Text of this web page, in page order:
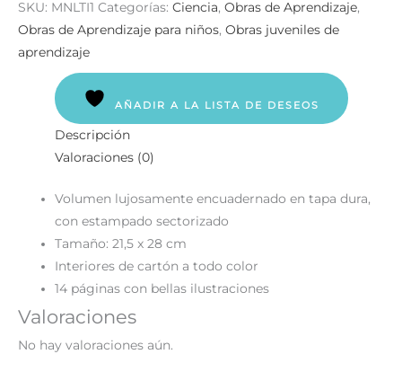
SKU: MNLTI1 Categorías: Ciencia, Obras de Aprendizaje,
Obras de Aprendizaje para niños, Obras juveniles de
aprendizaje
AÑADIR A LA LISTA DE DESEOS
Descripción
Valoraciones (0)
Volumen lujosamente encuadernado en tapa dura,
con estampado sectorizado
Tamaño: 21,5 x 28 cm
Interiores de cartón a todo color
14 páginas con bellas ilustraciones
Valoraciones
No hay valoraciones aún.